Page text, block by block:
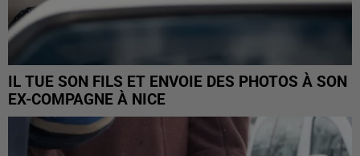
IL TUE SON FILS ET ENVOIE DES PHOTOS À SON
EX-COMPAGNE À NICE